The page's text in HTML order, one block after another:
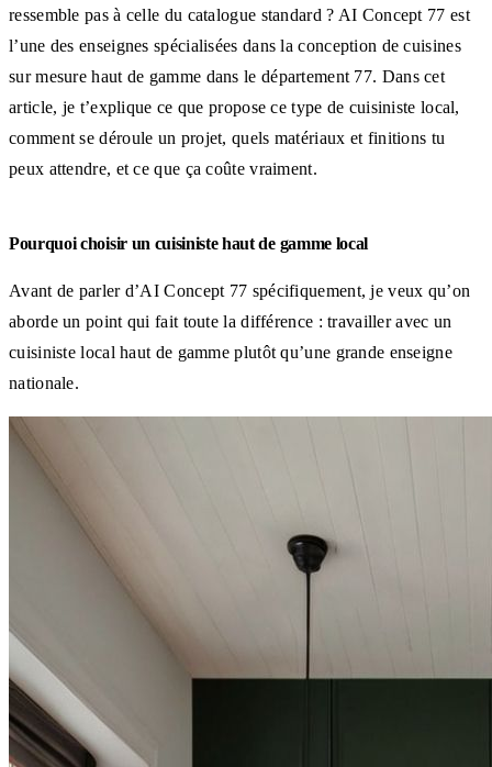
ressemble pas à celle du catalogue standard ? AI Concept 77 est
l’une des enseignes spécialisées dans la conception de cuisines
sur mesure haut de gamme dans le département 77. Dans cet
article, je t’explique ce que propose ce type de cuisiniste local,
comment se déroule un projet, quels matériaux et finitions tu
peux attendre, et ce que ça coûte vraiment.
Pourquoi choisir un cuisiniste haut de gamme local
Avant de parler d’AI Concept 77 spécifiquement, je veux qu’on
aborde un point qui fait toute la différence : travailler avec un
cuisiniste local haut de gamme plutôt qu’une grande enseigne
nationale.